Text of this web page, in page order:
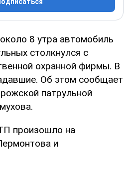
8 утра автомобиль
столкнулся с
охранной фирмы. В
Об этом сообщает
патрульной
произошло на
и